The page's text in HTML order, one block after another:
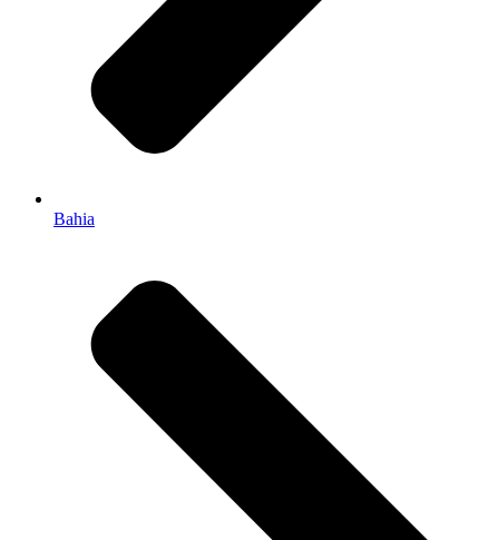
Bahia